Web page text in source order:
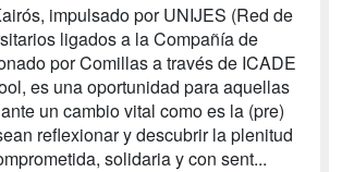
impulsado por UNIJES (Red de
ligados a la Compañía de
por Comillas a través de ICADE
es una oportunidad para aquellas
un cambio vital como es la (pre)
reflexionar y descubrir la plenitud
solidaria y con sent...